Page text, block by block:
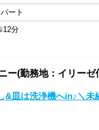
ート
12分
ー(勤務地：イリーゼ
&皿は洗浄機へin♪＼